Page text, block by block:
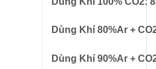
Dùng Khí 80%Ar +
Dùng Khí 90%Ar +